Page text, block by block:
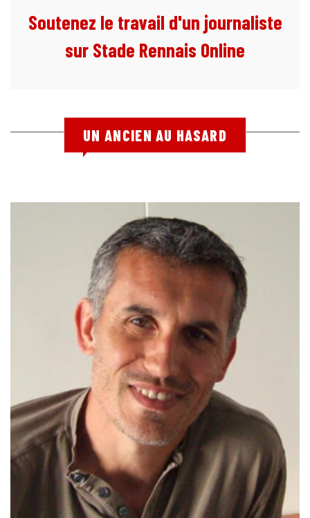
Soutenez le travail d'un journaliste
sur Stade Rennais Online
UN ANCIEN AU HASARD